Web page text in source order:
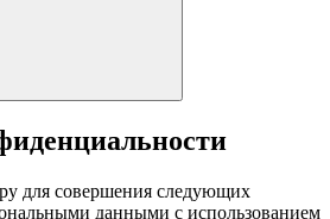
для совершения следующих
данными с использованием